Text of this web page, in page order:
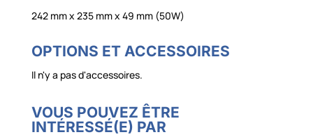
242 mm x 235 mm x 49 mm (50W)
OPTIONS ET ACCESSOIRES
Il n'y a pas d'accessoires.
VOUS POUVEZ ÊTRE
INTÉRESSÉ(E) PAR